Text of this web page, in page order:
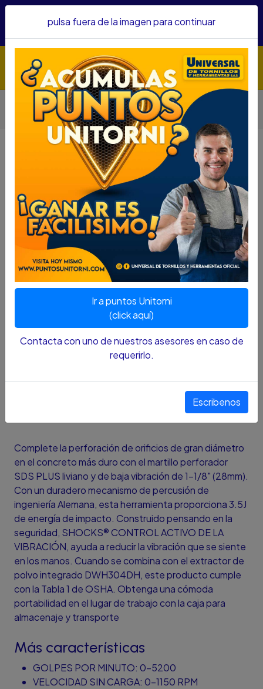
confianza&nbsp;Recibe un KIT PARRILLERO por compras
Herramientas Herramienta Eléctrica
TALADRO ROTOMARTILLO DEWALT D25313K SDS PLUS /
D25333K
TALADRO ROTOMARTILLO DEWALT
D25313K SDS PLUS / D25333K
TALADRO ROTOMARTILLO DEWALT
D25313K SDS PLUS / D25333K
SKU...73280021
DESCRIPCION:
3.5J DE ENERGÍA DE IMPACTO (EPTA 05/2009):
Para mayor rapidez de perforación y demolición
3 MODOS: Selector de Taladrado, Percusión y
POTENTE MOTOR DE 950W: Entrega la
potencia necesaria para las aplicaciones más
Complete la perforación de orificios de gran diámetro
en el concreto más duro con el martillo perforador
SDS PLUS liviano y de baja vibración de 1-1/8" (28mm).
Con un duradero mecanismo de percusión de
ingeniería Alemana, esta herramienta proporciona 3.5J
de energía de impacto. Construido pensando en la
seguridad, SHOCKS® CONTROL ACTIVO DE LA
VIBRACIÓN, ayuda a reducir la vibración que se siente
en los manos. Cuando se combina con el extractor de
polvo integrado DWH304DH, este producto cumple
con la Tabla 1 de OSHA. Obtenga una cómoda
portabilidad en el lugar de trabajo con la caja para
almacenaje y transporte
Más características
GOLPES POR MINUTO: 0-5200
VELOCIDAD SIN CARGA: 0-1150 RPM
pulsa fuera de la imagen para continuar
Ir a puntos Unitorni
(click aquí)
Contacta con uno de nuestros asesores en caso de
requerirlo.
Escribenos